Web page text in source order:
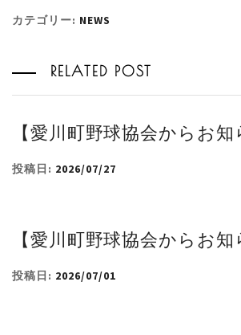
カテゴリー: NEWS
RELATED POST
【愛川町野球協会からお知
投稿日: 2026/07/27
【愛川町野球協会からお知
投稿日: 2026/07/01